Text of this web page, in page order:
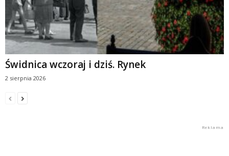
Świdnica wczoraj i dziś. Rynek
2 sierpnia 2026